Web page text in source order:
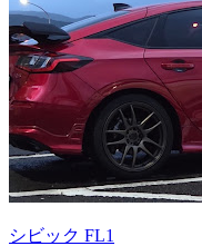
シビック FL1